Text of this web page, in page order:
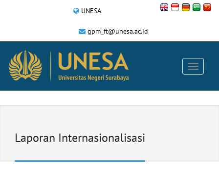
UNESA
gpm_ft@unesa.ac.id
Laporan Internasionalisasi